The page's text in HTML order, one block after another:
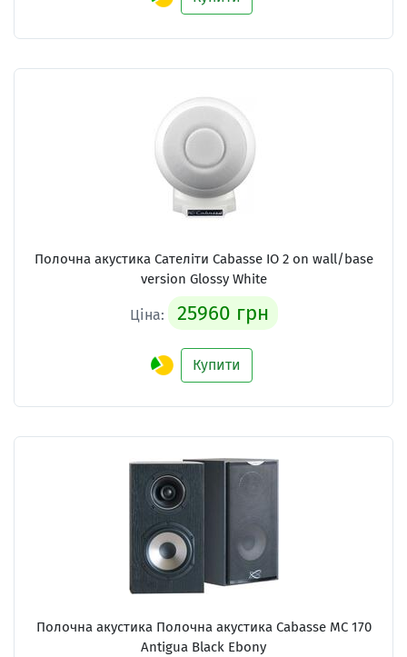
Полочна акустика Сателіти Cabasse IO 2 on wall/base
version Glossy White
Ціна: 25960 грн
Купити
Полочна акустика Полочна акустика Cabasse MC 170
Antigua Black Ebony